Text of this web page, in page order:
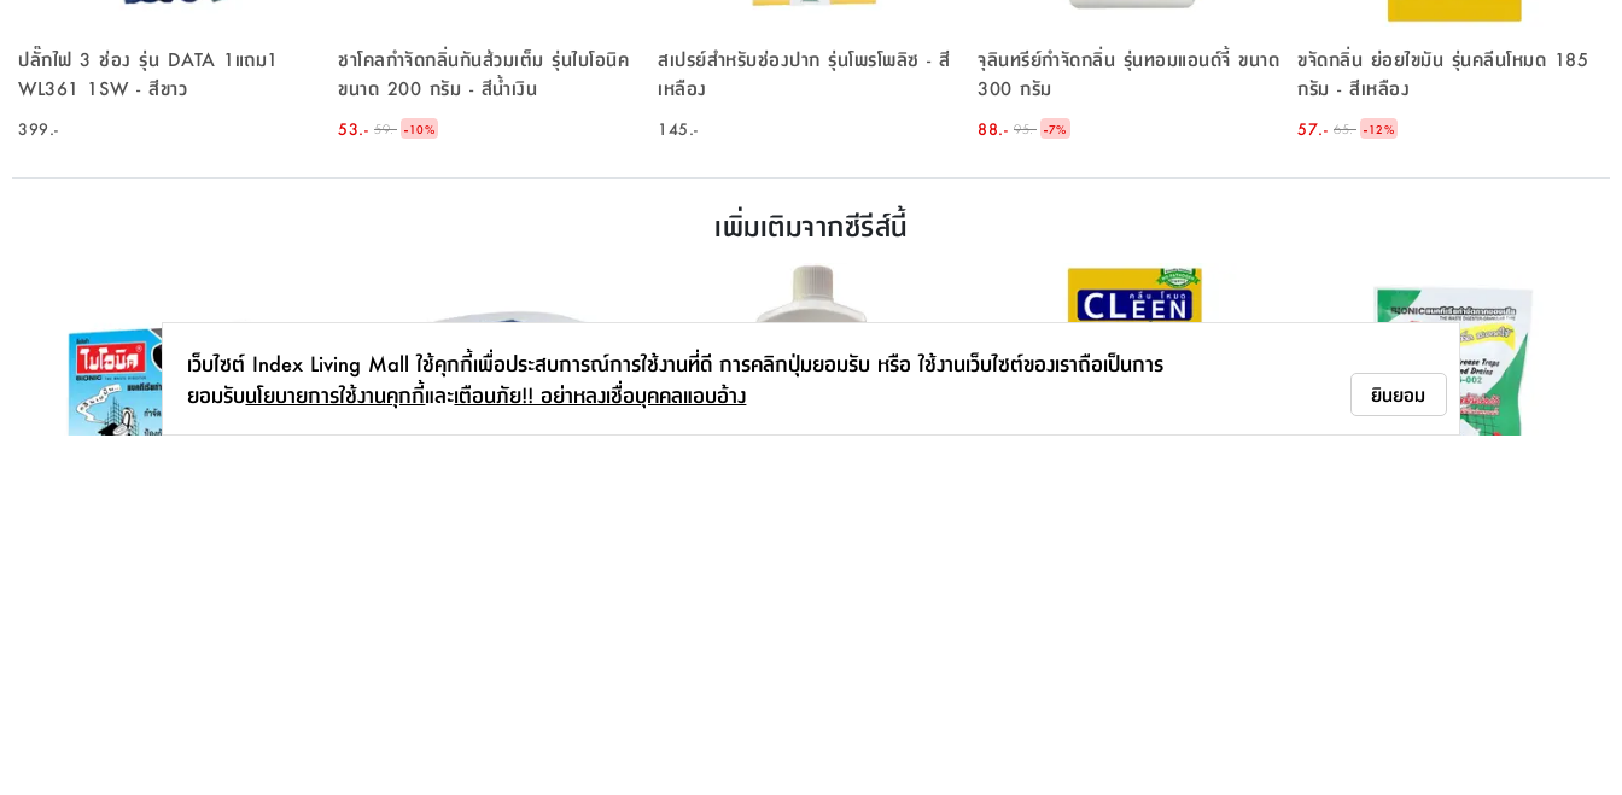
ปลั๊กไฟ 3 ช่อง รุ่น DATA 1แถม1
WL361 1SW - สีขาว
399.-
ชาโคลกำจัดกลิ่นกันส้วมเต็ม รุ่นไบโอนิค
ขนาด 200 กรัม - สีน้ำเงิน
53.- 59.- -10%
สเปรย์สำหรับช่องปาก รุ่นโพรโพลิซ - สี
เหลือง
145.-
จุลินทรีย์กำจัดกลิ่น รุ่นทอมแอนด์จี้ ขนาด
300 กรัม
88.- 95.- -7%
ขจัดกลิ่น ย่อยไขมัน รุ่นคลีนโหมด 185
กรัม - สีเหลือง
57.- 65.- -12%
เพิ่มเติมจากซีรีส์นี้
เว็บไซต์ Index Living Mall ใช้คุกกี้เพื่อประสบการณ์การใช้งานที่ดี การคลิกปุ่มยอมรับ หรือ ใช้งานเว็บไซต์ของเราถือเป็นการ
ยอมรับนโยบายการใช้งานคุกกี้และเตือนภัย!! อย่าหลงเชื่อบุคคลแอบอ้าง ยินยอม